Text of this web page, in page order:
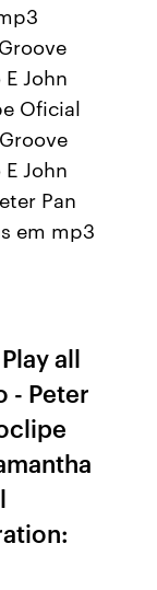
John
Oficial
John
Pan
em mp3
all
- Peter